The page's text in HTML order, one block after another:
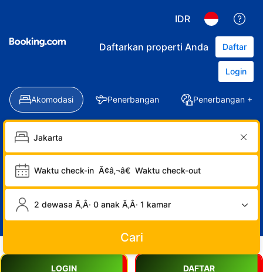
IDR
Daftarkan properti Anda Daftar
Login
Akomodasi Penerbangan Penerbangan +
Waktu check-in Ã¢â‚¬â€ Waktu check-out
2 dewasa Ã‚Â· 0 anak Ã‚Â· 1 kamar
Cari
LOGIN DAFTAR